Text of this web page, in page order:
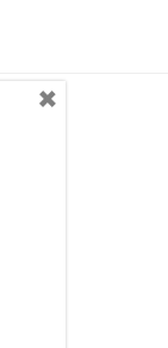
×